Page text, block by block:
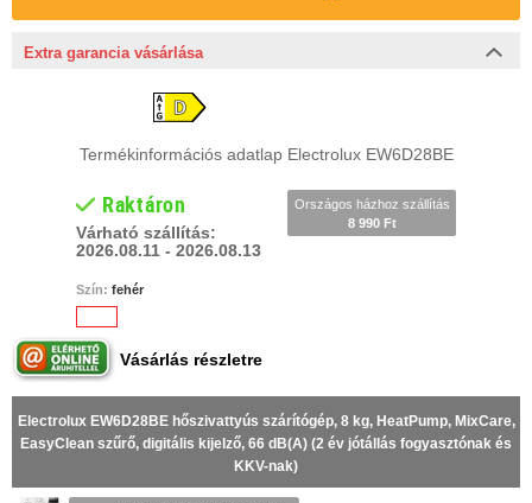
Extra garancia vásárlása
Termékinformációs adatlap Electrolux EW6D28BE
Raktáron
Várható szállítás:
2026.08.11 - 2026.08.13
Országos házhoz szállítás
8 990 Ft
Szín: fehér
Vásárlás részletre
Electrolux EW6D28BE hőszivattyús szárítógép, 8 kg, HeatPump, MixCare,
EasyClean szűrő, digitális kijelző, 66 dB(A) (2 év jótállás fogyasztónak és
KKV-nak)